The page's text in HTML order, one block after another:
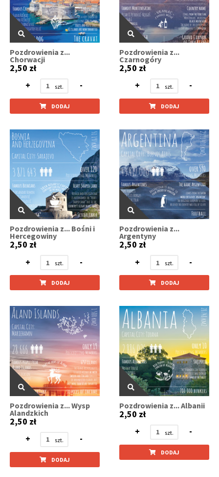
Pozdrowienia z...
Chorwacji
2,50 zł
+
-
DODAJ
Pozdrowienia z...
Czarnogóry
2,50 zł
+
-
DODAJ
Pozdrowienia z... Bośni i
Hercegowiny
2,50 zł
+
-
DODAJ
Pozdrowienia z...
Argentyny
2,50 zł
+
-
DODAJ
Pozdrowienia z... Wysp
Alandzkich
2,50 zł
+
-
DODAJ
Pozdrowienia z... Albanii
2,50 zł
+
-
DODAJ